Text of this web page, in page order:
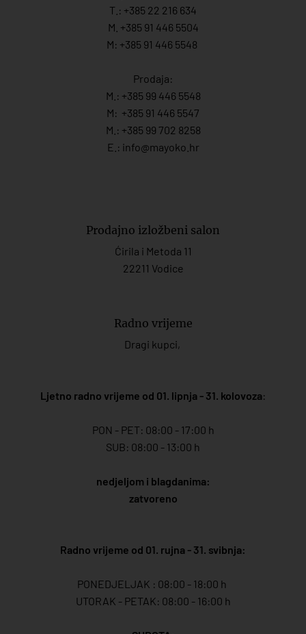
T.: +385 22 216 634
M. +385 91 446 5504
M: +385 91 446 5548
Prodaja:
M.: +385 99 446 5548
M: +385 91 446 5547
M.: +385 99 702 8258
E.: info@mayoko. hr
Prodajno izložbeni salon
Ćirila i Metoda 11
22211 Vodice
Radno vrijeme
Dragi kupci,
Ljetno radno vrijeme od 01. lipnja - 31. kolovoza:
PON - PET: 08:00 - 17:00 h
SUB: 08:00 - 13:00 h
nedjeljom i blagdanima:
zatvoreno
Radno vrijeme od 01. rujna - 31. svibnja:
PONEDJELJAK : 08:00 - 18:00 h
UTORAK - PETAK: 08:00 - 16:00 h